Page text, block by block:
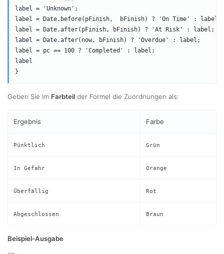
label = 'Unknown';
label = Date.before(pFinish,  bFinish) ? 'On Time' : label;
label = Date.after(pFinish, bFinish) ? 'At Risk' : label;
label = Date.after(now, bFinish) ? 'Overdue' : label;
label = pc == 100 ? 'Completed' : label;
label
Geben Sie im Farbteil der Formel die Zuordnungen als:
Ergebnis Farbe
Pünktlich Grün
In Gefahr Orange
Überfällig Rot
Abgeschlossen Braun
Beispiel-Ausgabe